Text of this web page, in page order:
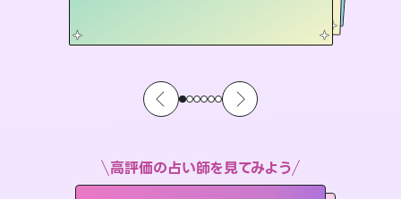
高評価の占い師を見てみよう